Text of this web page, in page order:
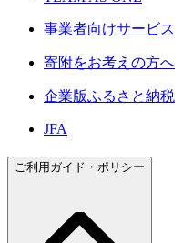
事業者向けサービス
寄附をお考えの方へ
企業版ふるさと納税
JFA
ご利用ガイド・ポリシー